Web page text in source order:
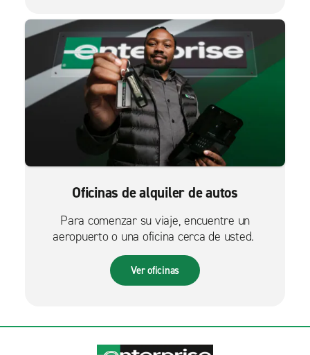
Oficinas de alquiler de autos
Para comenzar su viaje, encuentre un
aeropuerto o una oficina cerca de usted.
Ver oficinas